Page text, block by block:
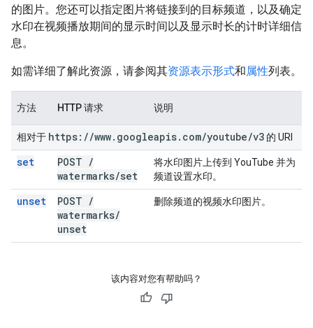
的图片。您还可以指定图片将链接到的目标频道，以及确定
水印在视频播放期间的显示时间以及显示时长的计时详细信
息。
如需详细了解此资源，请参阅其资源表示形式和属性列表。
方法 HTTP 请求 说明
相对于 https: //www. googleapis. com/youtube/v3 的 URI
set POST /
watermarks/set
将水印图片上传到 YouTube 并为
频道设置水印。
unset POST /
watermarks/
unset
删除频道的视频水印图片。
该内容对您有帮助吗？